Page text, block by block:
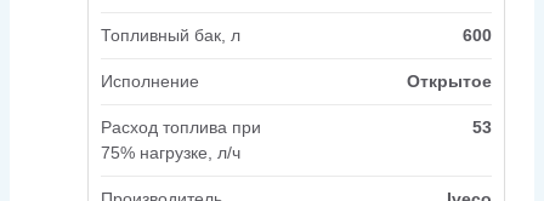
Топливный бак, л 600
Исполнение Открытое
Расход топлива при
75% нагрузке, л/ч
53